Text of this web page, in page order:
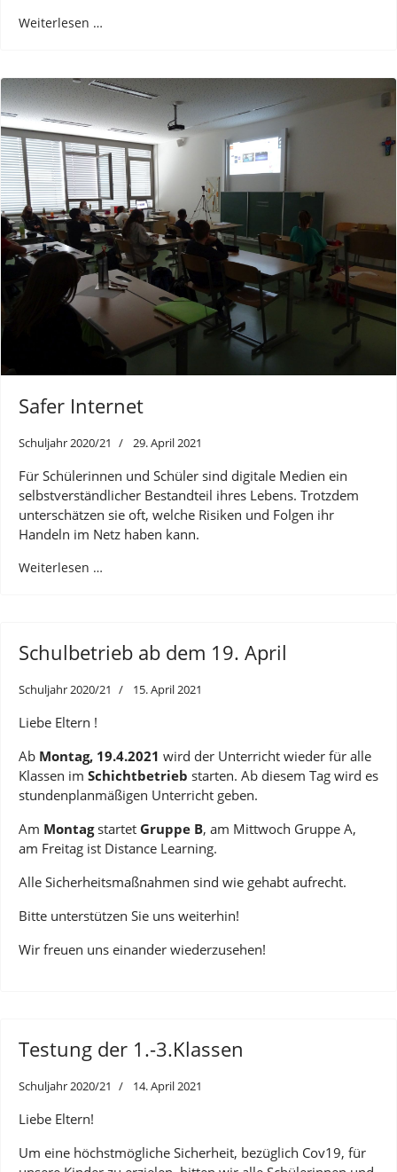
Weiterlesen …
Safer Internet
Schuljahr 2020/21 29. April 2021
Für Schülerinnen und Schüler sind digitale Medien ein
selbstverständlicher Bestandteil ihres Lebens. Trotzdem
unterschätzen sie oft, welche Risiken und Folgen ihr
Handeln im Netz haben kann.
Weiterlesen …
Schulbetrieb ab dem 19. April
Schuljahr 2020/21 15. April 2021
Liebe Eltern !
Ab Montag, 19.4.2021 wird der Unterricht wieder für alle
Klassen im Schichtbetrieb starten. Ab diesem Tag wird es
stundenplanmäßigen Unterricht geben.
Am Montagstartet Gruppe B, am Mittwoch Gruppe A,
am Freitag ist Distance Learning.
Alle Sicherheitsmaßnahmen sind wie gehabt aufrecht.
Bitte unterstützen Sie uns weiterhin!
Wir freuen uns einander wiederzusehen!
Testung der 1.-3.Klassen
Schuljahr 2020/21 14. April 2021
Liebe Eltern!
Um eine höchstmögliche Sicherheit, bezüglich Cov19, für